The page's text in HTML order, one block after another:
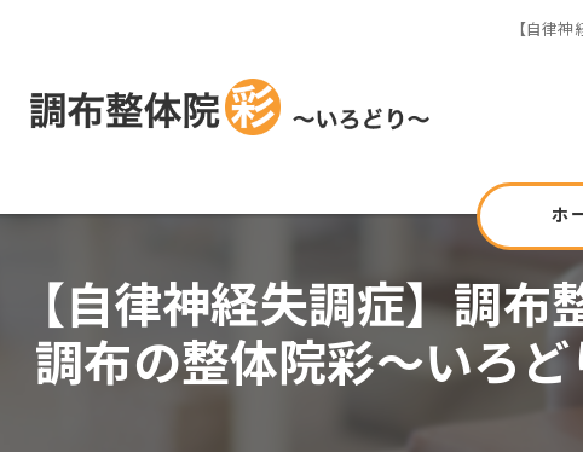
【自律
ホ
【自律神経失調症】調
調布の整体院彩〜いろ